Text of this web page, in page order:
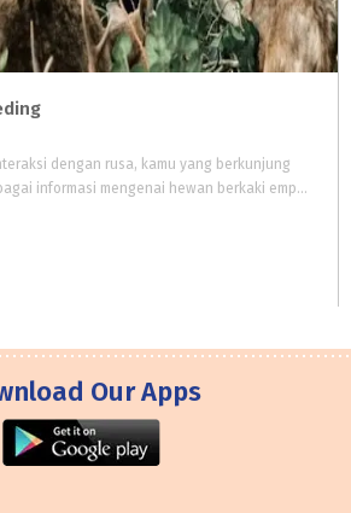
dengan rusa, kamu yang berkunjung
bisa mendapatkan berbagai informasi mengenai hewan berkaki empat tersebut. Jadi, selain bisa refresing lokasi wisata di Blitar itu juga memberikan berbagai pengetahuan baru.
Our Apps